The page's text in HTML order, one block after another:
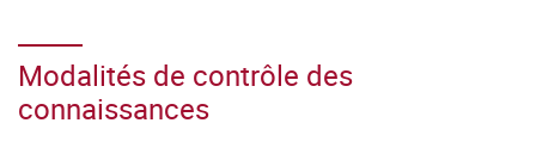
Modalités de contrôle des
connaissances